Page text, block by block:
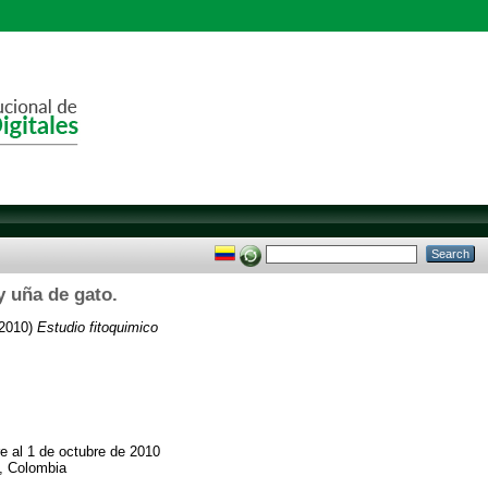
uña de gato.
Estudio fitoquimico
al 1 de octubre de 2010
Colombia